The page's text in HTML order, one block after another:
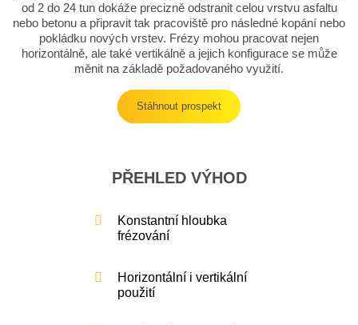
od 2 do 24 tun dokáže precizně odstranit celou vrstvu asfaltu
nebo betonu a připravit tak pracoviště pro následné kopání nebo
pokládku nových vrstev. Frézy mohou pracovat nejen
horizontálně, ale také vertikálně a jejich konfigurace se může
měnit na základě požadovaného využití.
Stáhnout prospekt
PŘEHLED VÝHOD
Konstantní hloubka
frézování
Horizontální i vertikální
použití